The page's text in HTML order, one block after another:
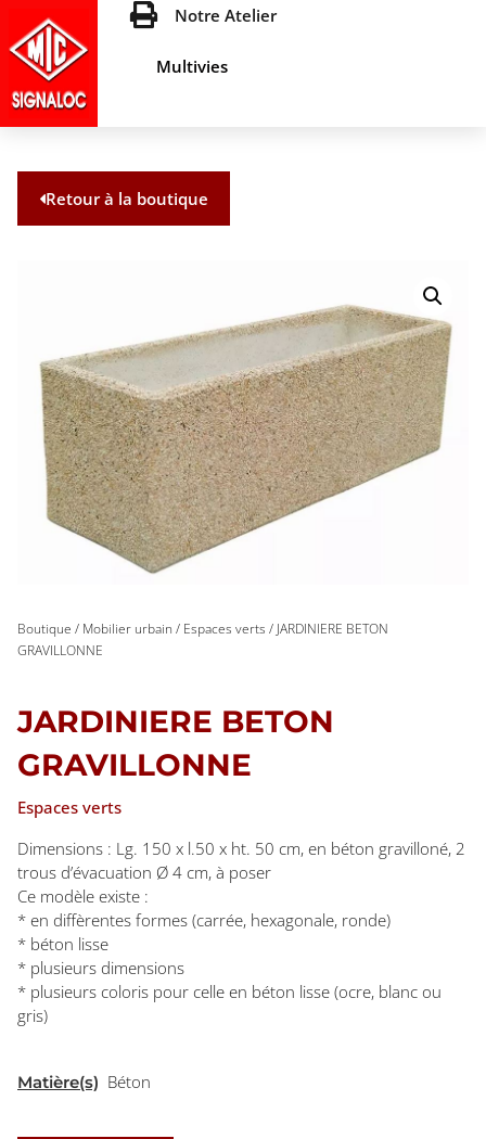
Notre Atelier
Multivies
Retour à la boutique
Boutique / Mobilier urbain / Espaces verts / JARDINIERE BETON
GRAVILLONNE
JARDINIERE BETON
GRAVILLONNE
Espaces verts
Dimensions : Lg. 150 x l.50 x ht. 50 cm, en béton gravilloné, 2
trous d’évacuation Ø 4 cm, à poser
Ce modèle existe :
* en diffèrentes formes (carrée, hexagonale, ronde)
* béton lisse
* plusieurs dimensions
* plusieurs coloris pour celle en béton lisse (ocre, blanc ou
gris)
Matière(s) Béton